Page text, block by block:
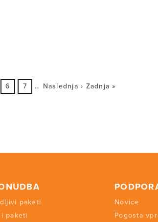
6 7 … Naslednja › Zadnja »
paketi
paketi
Novice
Pogosta